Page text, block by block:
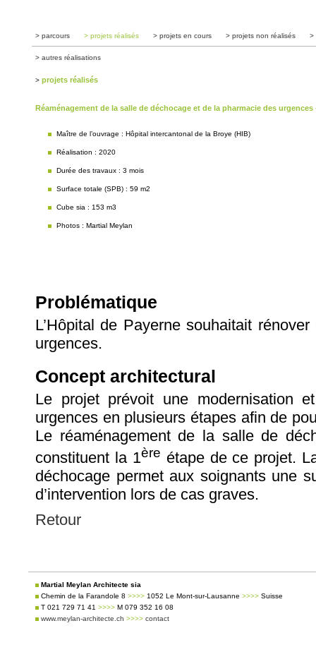
> parcours > projets réalisés > projets en cours > projets non réalisés >
> autres réalisations
> projets réalisés
Réaménagement de la salle de déchocage et de la pharmacie des
Maître de l’ouvrage : Hôpital intercantonal de la Broye (HIB)
Réalisation : 2020
Durée des travaux : 3 mois
Surface totale (SPB) : 59 m2
Cube sia : 153 m3
Photos : Martial Meylan
Problématique
L’Hôpital de Payerne souhaitait
urgences.
Concept architectural
Le projet prévoit une modernisation
urgences en plusieurs étapes afin de
Le réaménagement de la salle de
constituent la 1ère étape de ce projet.
déchocage permet aux soignants une
d’intervention lors de cas graves.
Retour
Martial Meylan Architecte sia
Chemin de la Farandole 8 >>>> 1052 Le Mont-sur-Lausanne >>>> Suisse
T 021 729 71 41 >>>> M 079 352 16 08
www.meylan-architecte.ch >>>> contact